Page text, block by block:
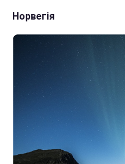
Норвегія